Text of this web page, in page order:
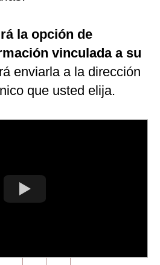
la opción de
vinculada a su
enviarla a la dirección
que usted elija.